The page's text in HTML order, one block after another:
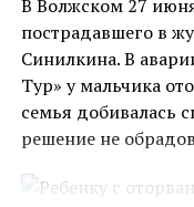
крупнейший
АВТОВАЗ», –
Самарской области.
По его словам, в
достигнуты
Президент
В Волжском 27
пострадавшего в
Синилкина. В
Тур» у мальчика
семья добивалась
решение не